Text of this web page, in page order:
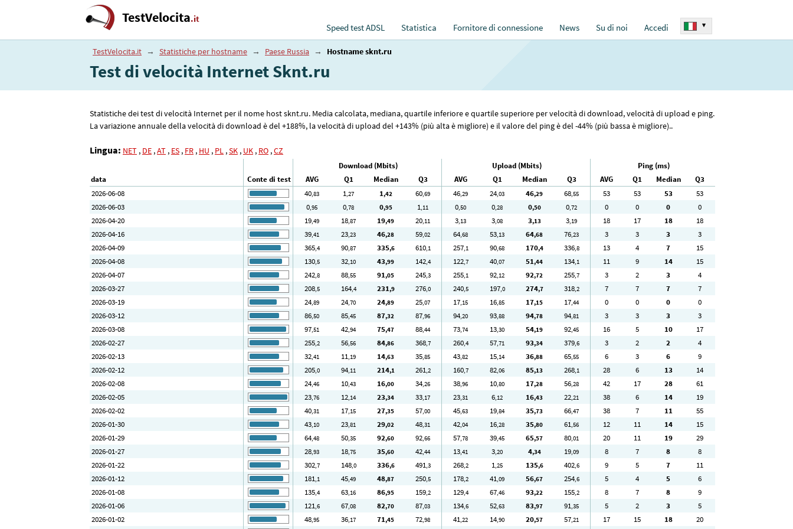
TestVelocita.it
Speed test ADSL Statistica Fornitore di connessione News Su di noi Accedi ▾
TestVelocita.it → Statistiche per hostname → Paese Russia → Hostname sknt.ru
Test di velocità Internet Sknt.ru
Statistiche dei test di velocità Internet per il nome host sknt.ru. Media calcolata, mediana, quartile inferiore e quartile superiore per velocità di download, velocità di upload e ping.
La variazione annuale della velocità di download è del +188%, la velocità di upload del +143% (più alta è migliore) e il valore del ping è del -44% (più bassa è migliore)..
Lingua: NET , DE ,AT , ES , FR , HU , PL ,SK , UK , RO ,CZ
Download (Mbits) Upload (Mbits)
Ping (ms)
data
Conte di test AVG Q1 Median Q3 AVG Q1 Median Q3 AVG Q1 Median
Q3
2026-06-08
40,83 1,27 1,42 60,69 46,29 24,03 46,29 68,55 53 53 53
53
2026-06-03
0,95 0,78 0,95 1,11 0,50 0,28 0,50 0,72 0 0 0
0
2026-04-20
19,49 18,87 19,49 20,11 3,13 3,08 3,13 3,19 18 17 18
18
2026-04-16
39,41 23,23 46,28 59,02 64,68 53,13 64,68 76,23 3 3 3
3
2026-04-09
365,4 90,87 335,6 610,1 257,1 90,68 170,4 336,8 13 4 7
15
2026-04-08
130,5 32,10 43,99 142,4 122,7 40,07 51,44 134,1 11 9 14
15
2026-04-07
242,8 88,55 91,05 245,3 255,1 92,12 92,72 255,7 3 2 3
4
2026-03-27
208,5 164,4 231,9 276,0 240,5 197,0 274,7 318,2 7 7 7
7
2026-03-19
24,89 24,70 24,89 25,07 17,15 16,85 17,15 17,44 0 0 0
0
2026-03-12
86,50 85,45 87,32 87,96 94,20 93,88 94,78 94,81 3 3 3
3
2026-03-08
97,51 42,94 75,47 88,44 73,74 13,30 54,19 92,45 16 5 10
17
2026-02-27
255,2 56,56 84,86 368,7 260,4 57,71 93,34 379,6 3 2 2
4
2026-02-13
32,41 11,19 14,63 35,85 43,82 15,14 36,88 65,55 6 3 6
9
2026-02-12
205,0 94,11 214,1 261,2 160,7 82,06 85,13 268,1 28 6 13
14
2026-02-08
24,46 10,43 16,00 34,26 38,96 10,80 17,28 56,28 42 17 28
61
2026-02-05
23,76 12,14 23,34 33,17 23,31 6,12 16,43 22,21 38 6 14
19
2026-02-02
40,31 17,15 27,35 57,00 45,63 19,84 35,73 66,47 38 7 11
55
2026-01-30
43,10 23,81 29,02 48,31 42,04 16,28 35,80 61,56 12 11 14
15
2026-01-29
64,48 50,35 92,60 92,66 57,78 39,45 65,57 80,01 20 11 19
29
2026-01-27
28,93 18,75 35,60 42,44 13,41 3,20 4,34 19,09 8 7 8
8
2026-01-22
302,7 148,0 336,6 491,3 268,2 1,25 135,6 402,6 9 5 7
11
2026-01-12
181,1 45,49 48,87 250,5 178,2 41,09 56,67 254,6 5 4 5
6
2026-01-08
135,4 63,16 86,95 159,2 129,4 67,46 93,22 155,2 8 7 8
9
2026-01-06
121,6 67,08 82,70 87,03 134,6 52,63 83,97 91,35 5 2 3
5
2026-01-02
48,95 36,17 71,45 72,98 41,22 14,90 20,57 57,21 17 15 18
20